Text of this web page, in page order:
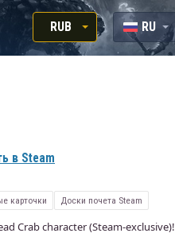
RUB
RUB
RU
EN
в Steam
карточки Доски почета Steam
Crab character (Steam-exclusive)!